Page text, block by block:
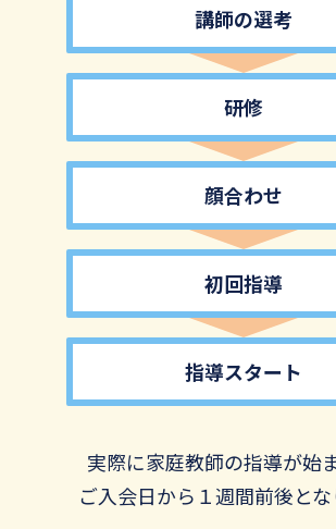
講師の選考
研修
顔合わせ
初回指導
指導スタート
実際に家庭教師の指導が始
ご入会日から１週間前後とな